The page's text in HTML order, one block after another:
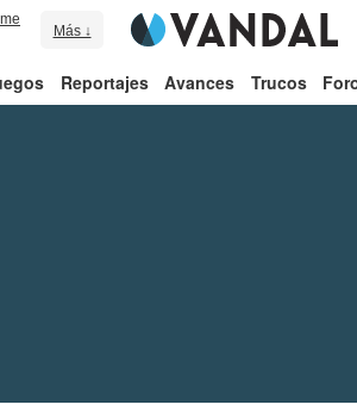
Más ↓
Reportajes Avances Trucos